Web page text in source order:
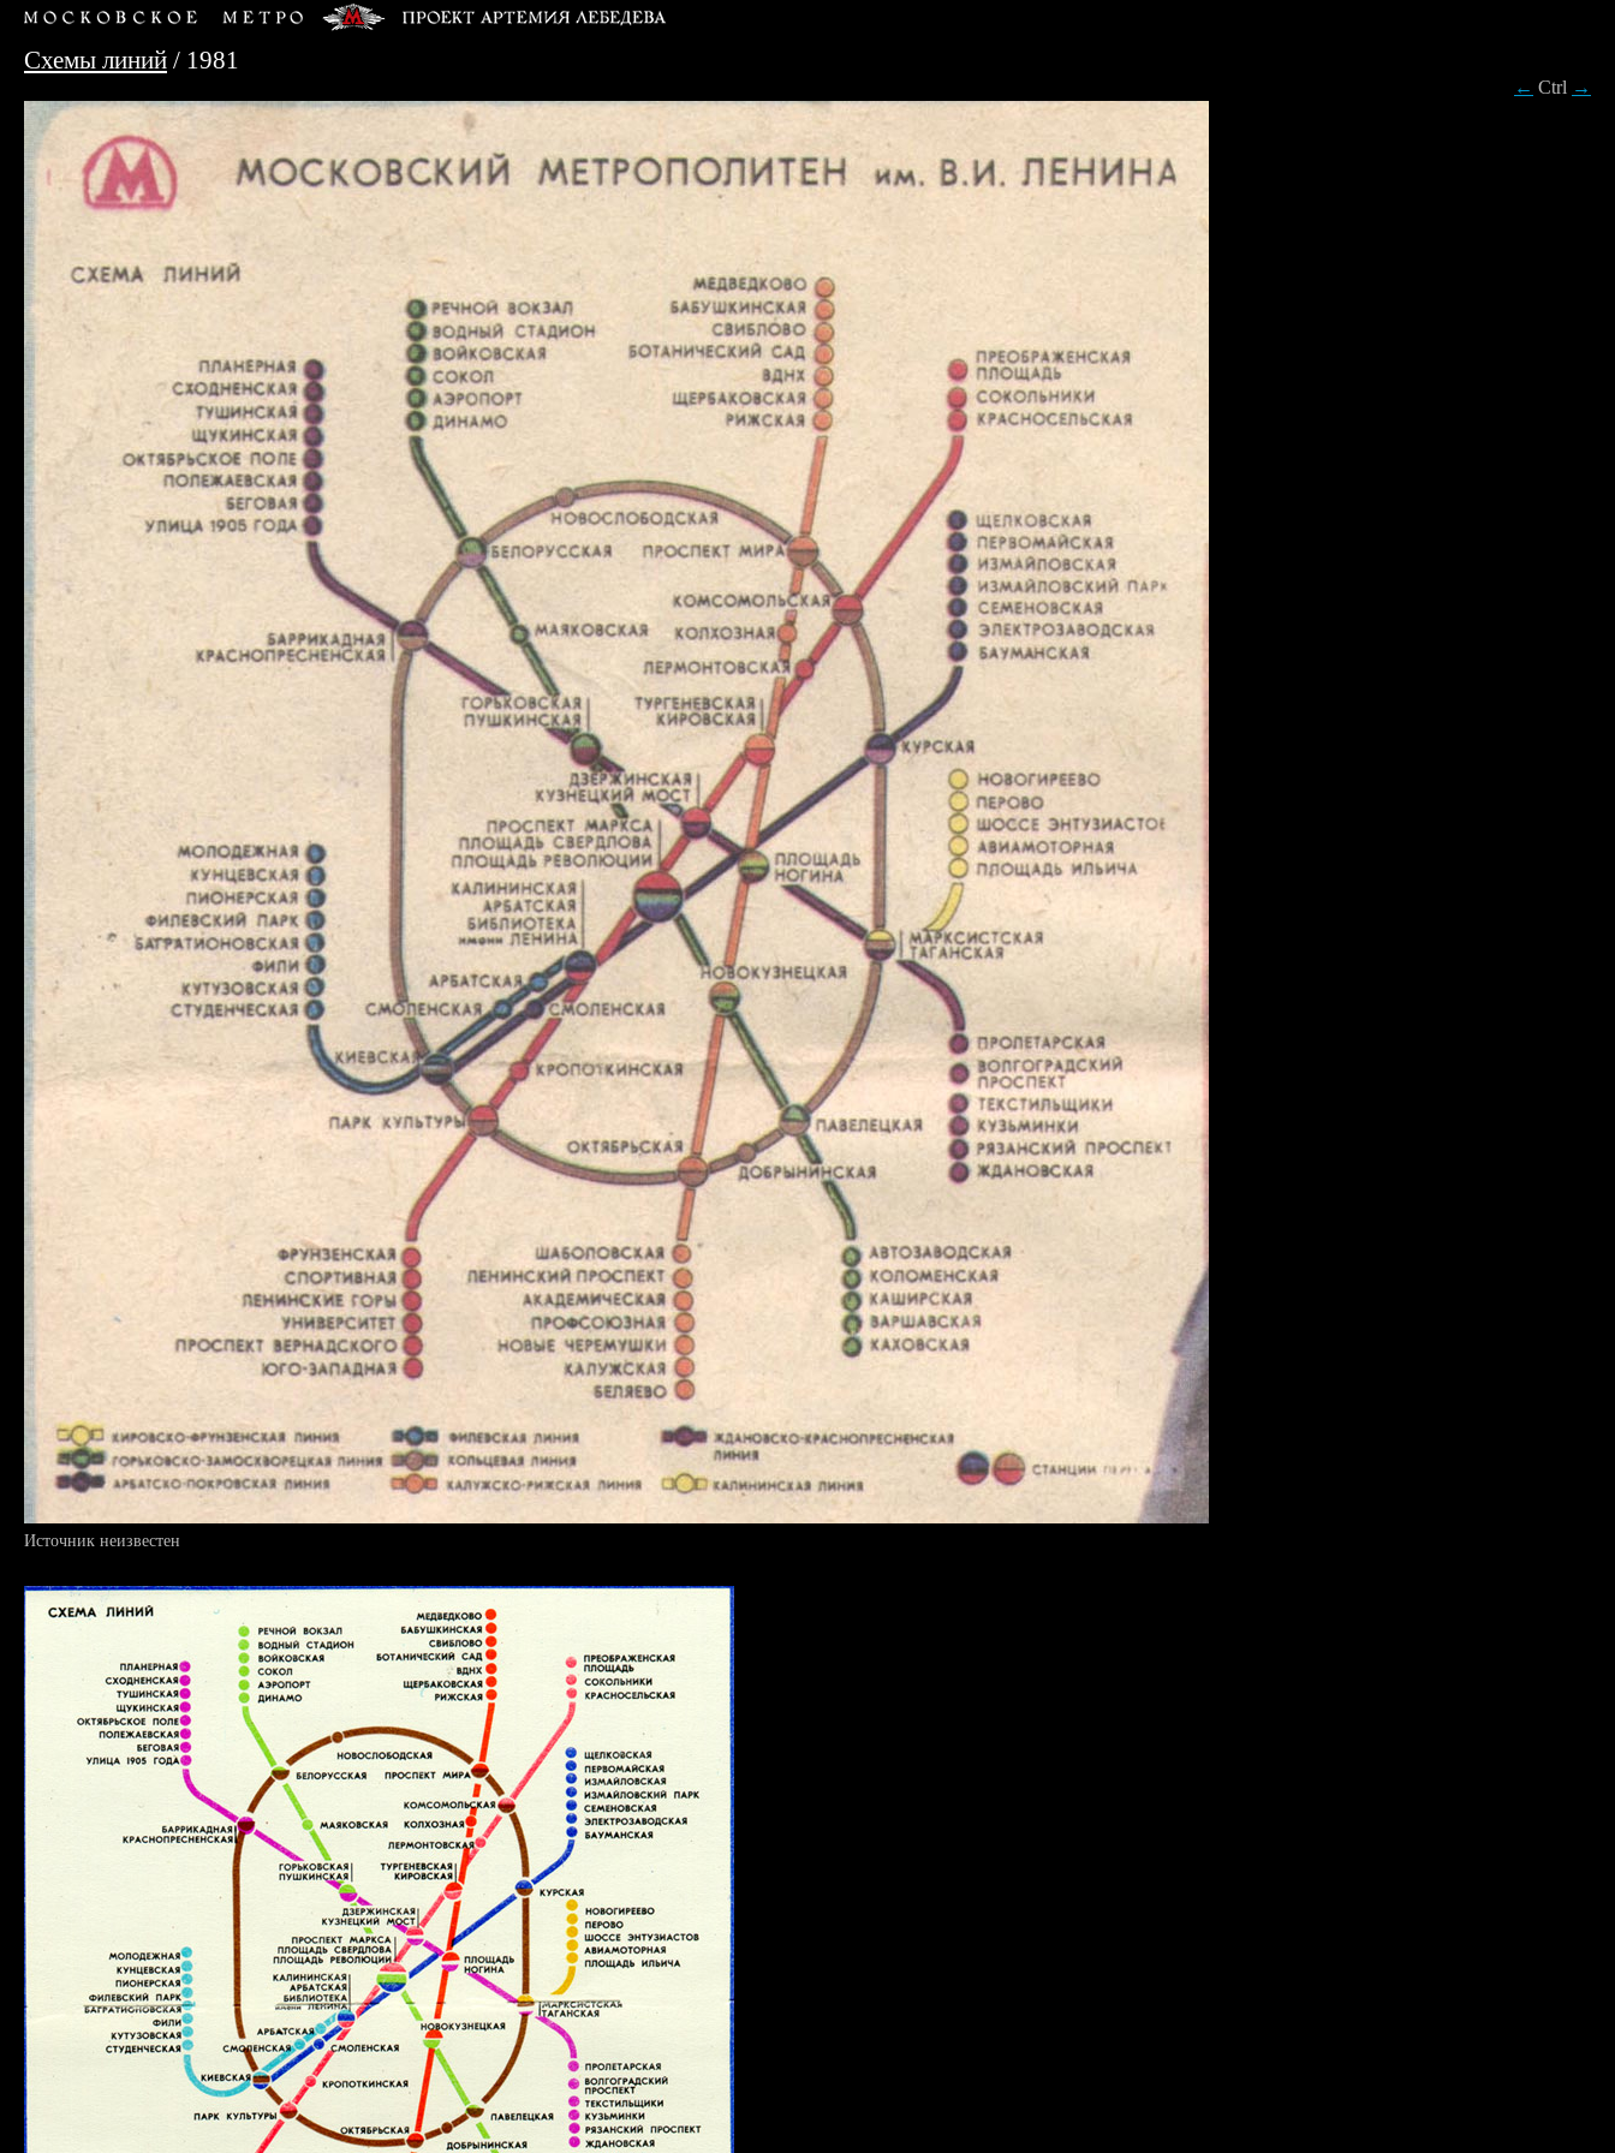
Схемы линий / 1981
← Ctrl →
Источник неизвестен